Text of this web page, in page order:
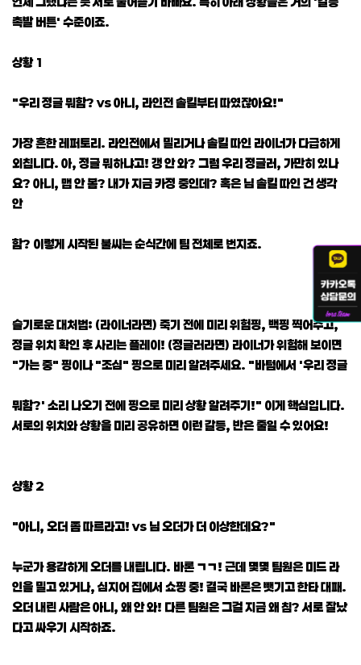
촉발 버튼' 수준이죠.
상황 1
"우리 정글 뭐함? vs 아니, 라인전 솔킬부터 따였잖아요!"
가장 흔한 레퍼토리. 라인전에서 밀리거나 솔킬 따인 라이너가 다급하게
외칩니다. 아, 정글 뭐하냐고! 갱 안 와? 그럼 우리 정글러, 가만히 있나
요? 아니, 맵 안 봄? 내가 지금 카정 중인데? 혹은 님 솔킬 따인 건 생각
안
함? 이렇게 시작된 불씨는 순식간에 팀 전체로 번지죠.
슬기로운 대처법: (라이너라면) 죽기 전에 미리 위험핑, 백핑 찍어주고,
정글 위치 확인 후 사리는 플레이! (정글러라면) 라이너가 위험해 보이면
"가는 중" 핑이나 "조심" 핑으로 미리 알려주세요. "바텀에서 '우리 정글
뭐함?' 소리 나오기 전에 핑으로 미리 상황 알려주기!" 이게 핵심입니다.
서로의 위치와 상황을 미리 공유하면 이런 갈등, 반은 줄일 수 있어요!
상황 2
"아니, 오더 좀 따르라고! vs 님 오더가 더 이상한데요?"
누군가 용감하게 오더를 내립니다. 바론 ㄱㄱ! 근데 몇몇 팀원은 미드 라
인을 밀고 있거나, 심지어 집에서 쇼핑 중! 결국 바론은 뺏기고 한타 대패.
오더 내린 사람은 아니, 왜 안 와! 다른 팀원은 그걸 지금 왜 침? 서로 잘났
다고 싸우기 시작하죠.